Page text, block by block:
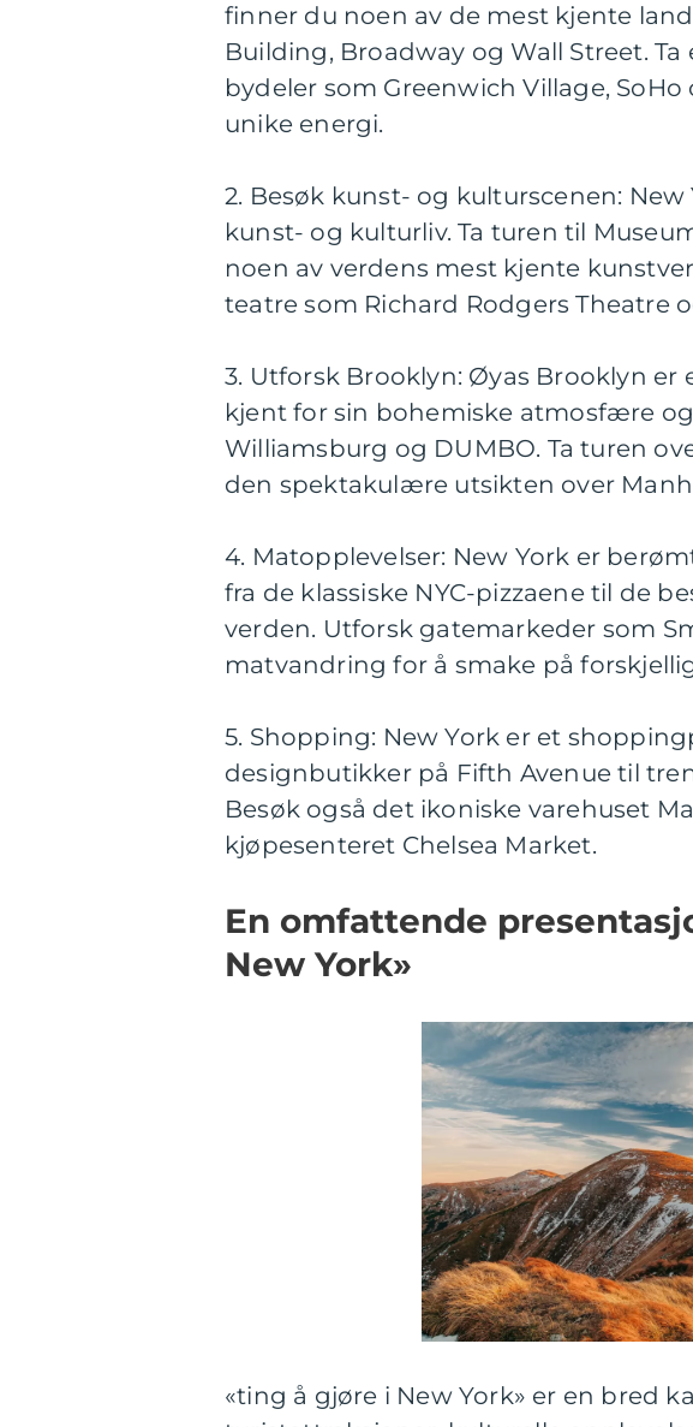
finner du noen av de mest kjente
Building, Broadway og Wall Street.
bydeler som Greenwich Village,
unike energi.
2. Besøk kunst- og kulturscenen:
kunst- og kulturliv. Ta turen til
noen av verdens mest kjente
teatre som Richard Rodgers Theatre
3. Utforsk Brooklyn: Øyas Brooklyn
kjent for sin bohemiske atmosfære
Williamsburg og DUMBO. Ta turen
den spektakulære utsikten over
4. Matopplevelser: New York er
fra de klassiske NYC-pizzaene til de
verden. Utforsk gatemarkeder som
matvandring for å smake på
5. Shopping: New York er et
designbutikker på Fifth Avenue til
Besøk også det ikoniske varehuset
kjøpesenteret Chelsea Market.
En omfattende
New York»
«ting å gjøre i New York» er en bred